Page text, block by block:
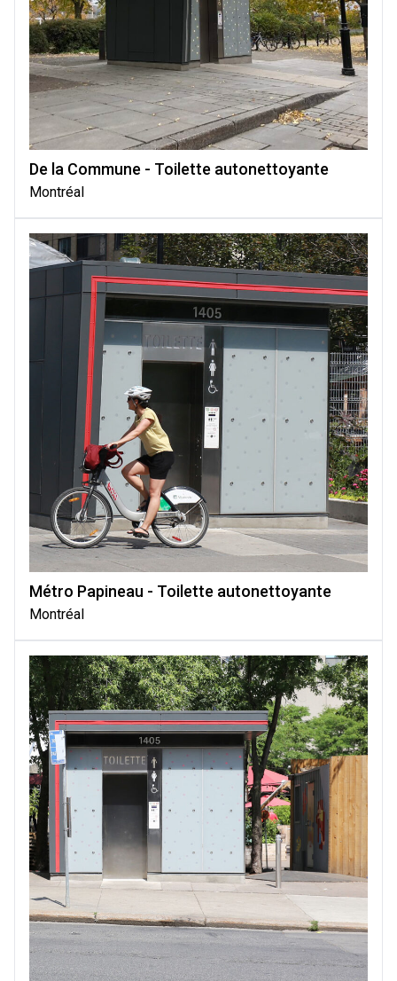
De la Commune - Toilette autonettoyante
Montréal
Métro Papineau - Toilette autonettoyante
Montréal